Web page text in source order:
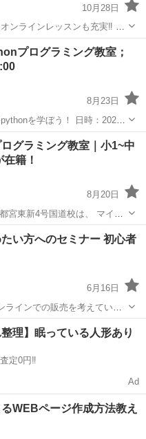
10月28日
ラフィック ・CAD その他オ
学ばれたい、身につけ...
ンライン
プログラミング教室；
8月23日
ぼう！ 日時：2024
本、〒321-0945 栃木県宇都
グラミング Python
グラミング教室｜小1~中
籍！
8月20日
宮東新4号国道校は、 マイン
と学ぶ 新しいプログラミ
プログラミング
い方へのセミナー 初心者
6月16日
インでの販売を考えている
心者向け販売方法セミナー」
他 ECサイト
整理】眠っている人形あり
定0円‼️
Ad
WEBページ作成方法教え